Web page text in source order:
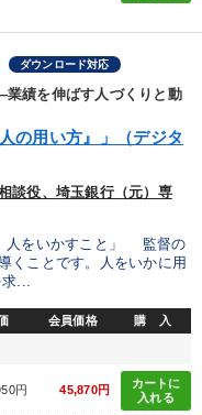
ダウンロード対応
績を伸ばす人づくりと動
の用い方』」（デジタ
談役、埼玉銀行（元）専
人をいかすこと」 監督の
くことです。人をいかに用
...
会員価格 購 入
円 45,870円
カートに
入れる